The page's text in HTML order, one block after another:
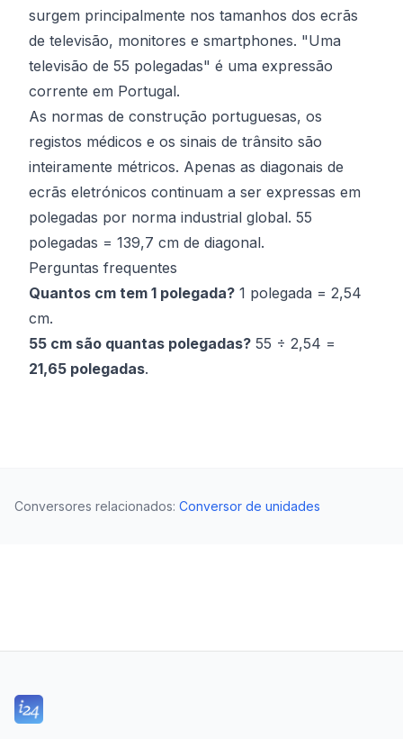
surgem principalmente nos tamanhos dos ecrãs
de televisão, monitores e smartphones. "Uma
televisão de 55 polegadas" é uma expressão
corrente em Portugal.
As normas de construção portuguesas, os
registos médicos e os sinais de trânsito são
inteiramente métricos. Apenas as diagonais de
ecrãs eletrónicos continuam a ser expressas em
polegadas por norma industrial global. 55
polegadas = 139,7 cm de diagonal.
Perguntas frequentes
Quantos cm tem 1 polegada? 1 polegada = 2,54
cm.
55 cm são quantas polegadas? 55 ÷ 2,54 =
21,65 polegadas.
Conversores relacionados: Conversor de unidades